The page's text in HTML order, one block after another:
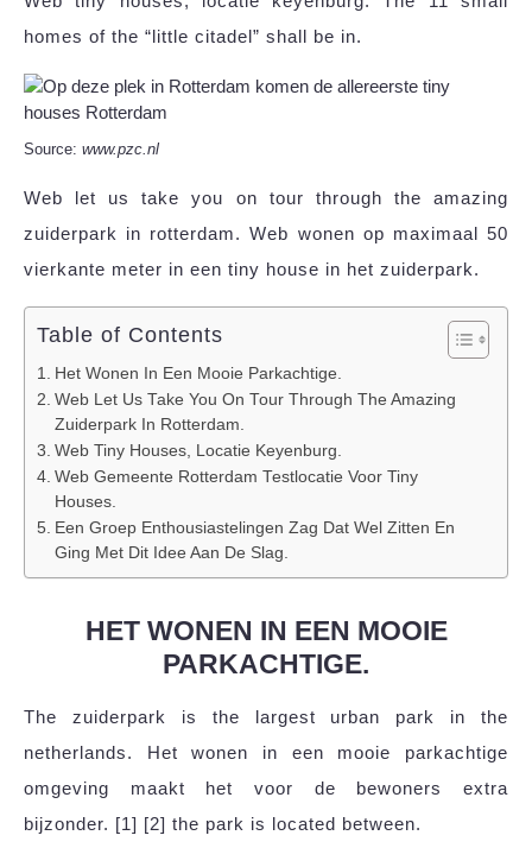
homes of the “little citadel” shall be in.
Source: www.pzc.nl
Web let us take you on tour through the amazing
zuiderpark in rotterdam. Web wonen op maximaal 50
vierkante meter in een tiny house in het zuiderpark.
Table of Contents
Het Wonen In Een Mooie Parkachtige.
Web Let Us Take You On Tour Through The Amazing
Zuiderpark In Rotterdam.
Web Tiny Houses, Locatie Keyenburg.
Web Gemeente Rotterdam Testlocatie Voor Tiny
Houses.
Een Groep Enthousiastelingen Zag Dat Wel Zitten En
Ging Met Dit Idee Aan De Slag.
HET WONEN IN EEN MOOIE
PARKACHTIGE.
The zuiderpark is the largest urban park in the
netherlands. Het wonen in een mooie parkachtige
omgeving maakt het voor de bewoners extra
bijzonder. [1] [2] the park is located between.